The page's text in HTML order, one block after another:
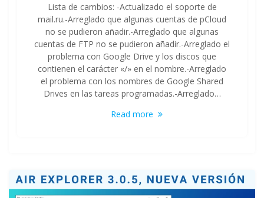
Lista de cambios: -Actualizado el soporte de
mail.ru.-Arreglado que algunas cuentas de pCloud
no se pudieron añadir.-Arreglado que algunas
cuentas de FTP no se pudieron añadir.-Arreglado el
problema con Google Drive y los discos que
contienen el carácter «/» en el nombre.-Arreglado
el problema con los nombres de Google Shared
Drives en las tareas programadas.-Arreglado…
Read more